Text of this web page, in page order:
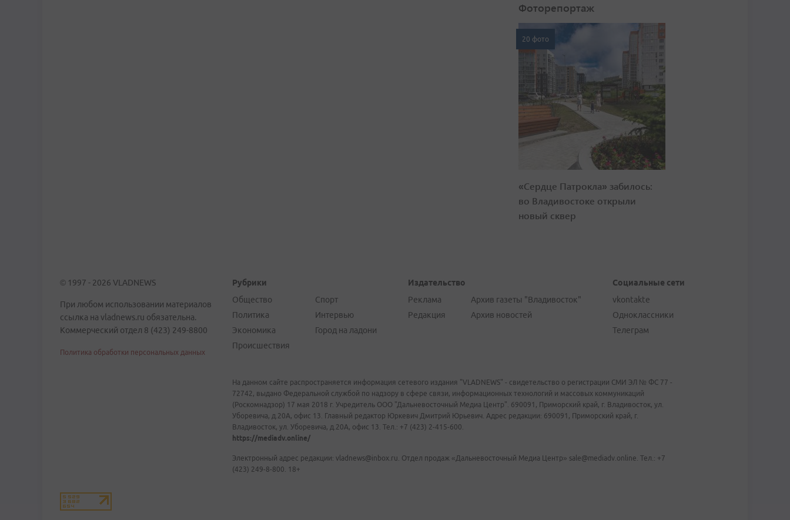
Фоторепортаж
20 фото
«Сердце Патрокла» забилось:
во Владивостоке открыли
новый сквер
© 1997 - 2026 VLADNEWS
При любом использовании материалов
ссылка на vladnews.ru обязательна.
Коммерческий отдел 8 (423) 249-8800
Политика обработки персональных данных
Рубрики
Общество
Политика
Экономика
Происшествия
Спорт
Интервью
Город на ладони
Издательство
Реклама
Редакция
Архив газеты "Владивосток"
Архив новостей
Социальные сети
vkontakte
Одноклассники
Телеграм
На данном сайте распространяется информация сетевого издания "VLADNEWS" - свидетельство о регистрации СМИ ЭЛ № ФС 77 -
72742, выдано Федеральной службой по надзору в сфере связи, информационных технологий и массовых коммуникаций
(Роскомнадзор) 17 мая 2018 г. Учредитель ООО "Дальневосточный Медиа Центр". 690091, Приморский край, г. Владивосток, ул.
Уборевича, д.20А, офис 13. Главный редактор Юркевич Дмитрий Юрьевич. Адрес редакции: 690091, Приморский край, г.
Владивосток, ул. Уборевича, д.20А, офис 13. Тел.: +7 (423) 2-415-600.
https://mediadv.online/
Электронный адрес редакции: vladnews@inbox.ru. Отдел продаж «Дальневосточный Медиа Центр» sale@mediadv.online. Тел.: +7
(423) 249-8-800. 18+